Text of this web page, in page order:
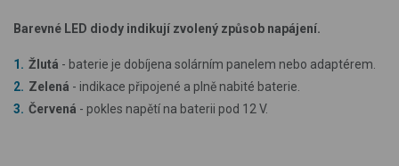
Barevné LED diody indikují zvolený způsob napájení.
Žlutá - baterie je dobíjena solárním panelem nebo adaptérem.
Zelená - indikace připojené a plně nabité baterie.
Červená - pokles napětí na baterii pod 12 V.